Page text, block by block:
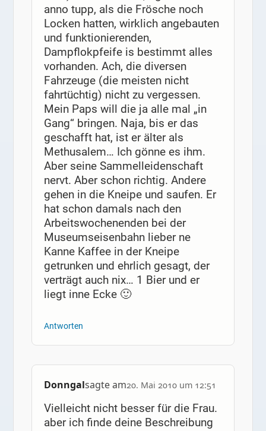
anno tupp, als die Frösche noch
Locken hatten, wirklich angebauten
und funktionierenden,
Dampflokpfeife is bestimmt alles
vorhanden. Ach, die diversen
Fahrzeuge (die meisten nicht
fahrtüchtig) nicht zu vergessen.
Mein Paps will die ja alle mal „in
Gang“ bringen. Naja, bis er das
geschafft hat, ist er älter als
Methusalem… Ich gönne es ihm.
Aber seine Sammelleidenschaft
nervt. Aber schon richtig. Andere
gehen in die Kneipe und saufen. Er
hat schon damals nach den
Arbeitswochenenden bei der
Museumseisenbahn lieber ne
Kanne Kaffee in der Kneipe
getrunken und ehrlich gesagt, der
verträgt auch nix… 1 Bier und er
liegt inne Ecke 🙂
Antworten
Donngalsagte am20. Mai 2010 um 12:51
Vielleicht nicht besser für die Frau.
aber ich finde deine Beschreibung